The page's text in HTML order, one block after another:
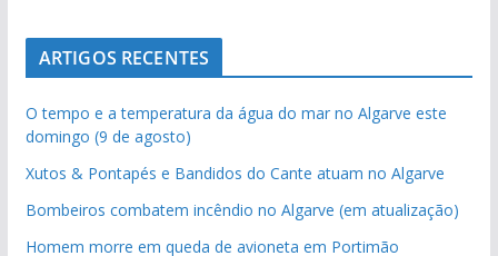
ARTIGOS RECENTES
O tempo e a temperatura da água do mar no Algarve este
domingo (9 de agosto)
Xutos & Pontapés e Bandidos do Cante atuam no Algarve
Bombeiros combatem incêndio no Algarve (em atualização)
Homem morre em queda de avioneta em Portimão